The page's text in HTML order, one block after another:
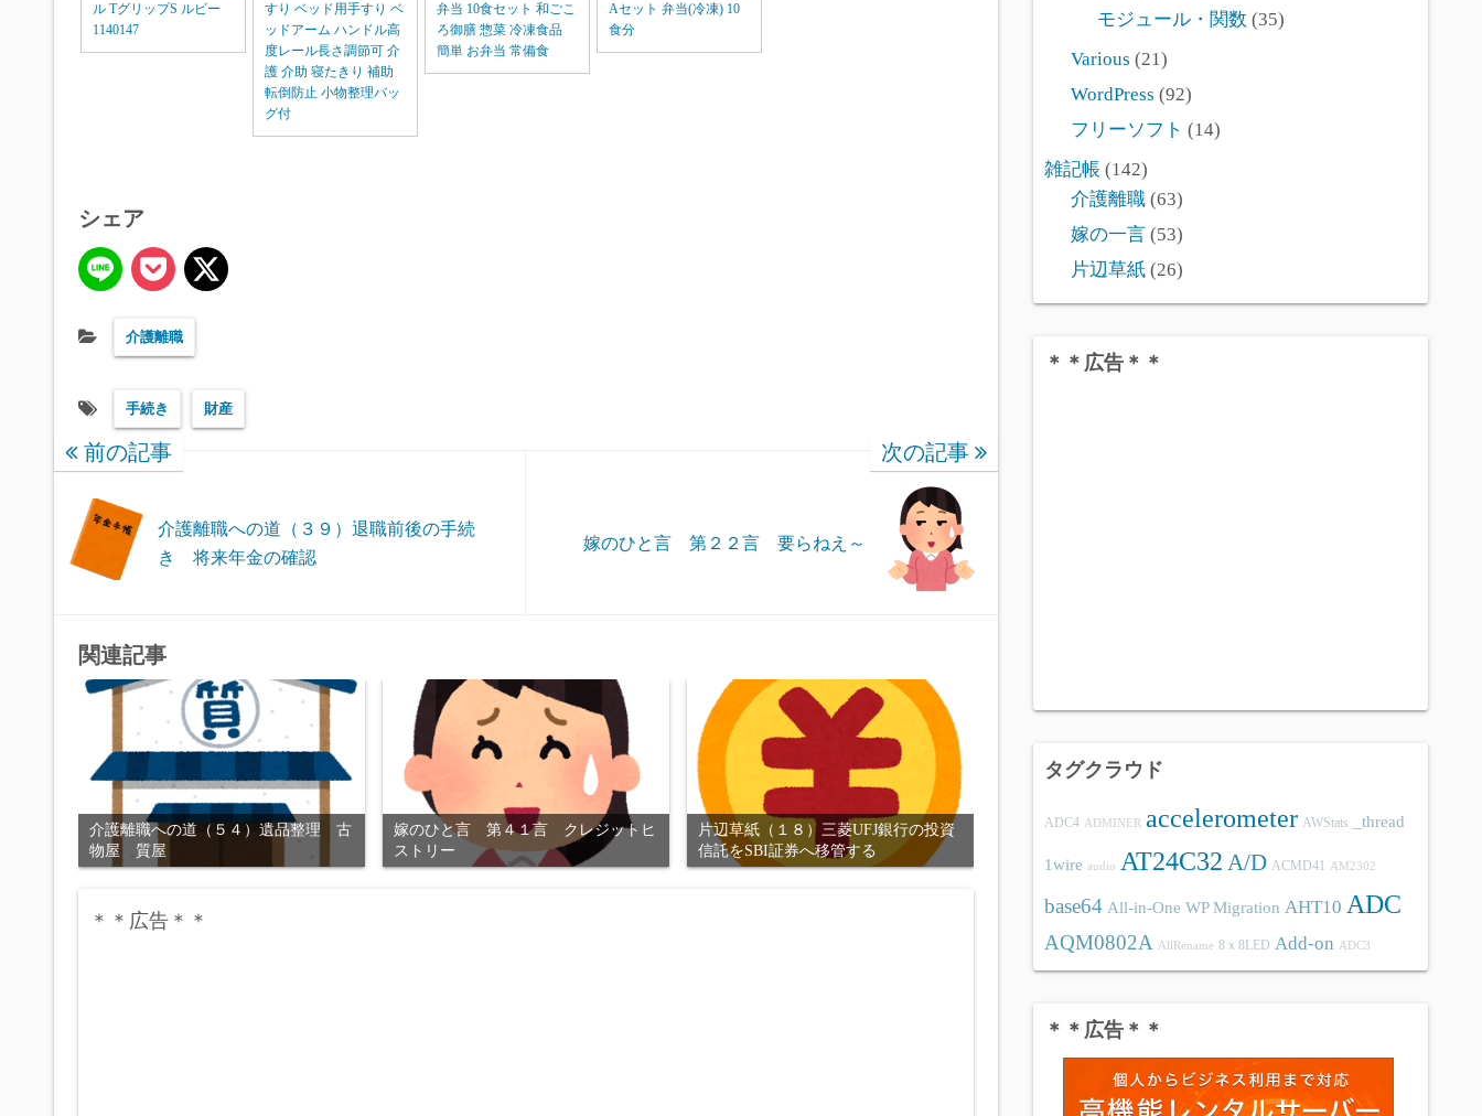
ル TグリップS ルビー
1140147
すり ベッド用手すり ベ
ッドアーム ハンドル高
度レール長さ調節可 介
護 介助 寝たきり 補助
転倒防止 小物整理バッ
グ付
弁当 10食セット 和ごこ
ろ御膳 惣菜 冷凍食品
簡単 お弁当 常備食
Aセット 弁当(冷凍) 10
食分
シェア
介護離職
手続き 財産
前の記事
介護離職への道（３９）退職前後の手続
き 将来年金の確認
次の記事
嫁のひと言 第２２言 要らねえ～
関連記事
介護離職への道（５４）遺品整理 古
物屋 質屋
嫁のひと言 第４１言 クレジットヒ
ストリー
片辺草紙（１８）三菱UFJ銀行の投資
信託をSBI証券へ移管する
＊＊広告＊＊
モジュール・関数 (35)
Various (21)
WordPress (92)
フリーソフト (14)
雑記帳 (142)
介護離職 (63)
嫁の一言 (53)
片辺草紙 (26)
＊＊広告＊＊
タグクラウド
ADC4 ADMINER accelerometer AWStats _thread
1wire audio AT24C32 A/D ACMD41 AM2302
base64 All-in-One WP Migration AHT10 ADC
AQM0802A AllRename 8ｘ8LED Add-on ADC3
＊＊広告＊＊